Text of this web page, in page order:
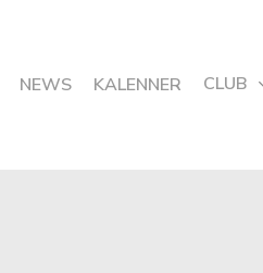
NEWS KALENNER CLUB